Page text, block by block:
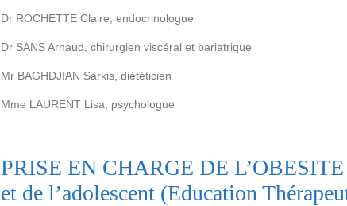
Dr ROCHETTE Claire, endocrinologue
Dr SANS Arnaud, chirurgien viscéral et bariatrique
Mr BAGHDJIAN Sarkis, diététicien
Mme LAURENT Lisa, psychologue
PRISE EN CHARGE DE
et de l’adolescent (Education